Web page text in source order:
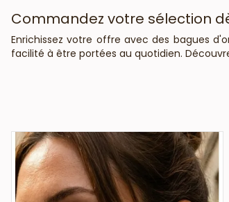
Commandez votre sélection
Enrichissez votre offre avec des bagues
facilité à être portées au quotidien.